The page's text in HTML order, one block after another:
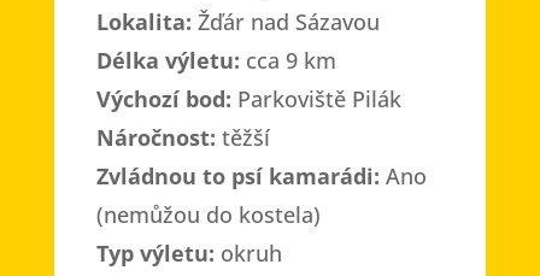
Lokalita: Žďár nad Sázavou
Délka výletu: cca 9 km
Výchozí bod: Parkoviště Pilák
Náročnost: těžší
Zvládnou to psí kamarádi: Ano
(nemůžou do kostela)
Typ výletu: okruh